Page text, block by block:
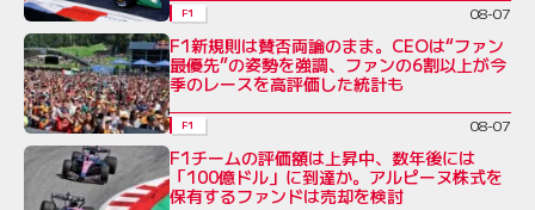
F1 08-07
F1新規則は賛否両論のまま。CEOは“ファン
最優先”の姿勢を強調、ファンの6割以上が今
季のレースを高評価した統計も
F1 08-07
F1チームの評価額は上昇中、数年後には
「100億ドル」に到達か。アルピーヌ株式を
保有するファンドは売却を検討